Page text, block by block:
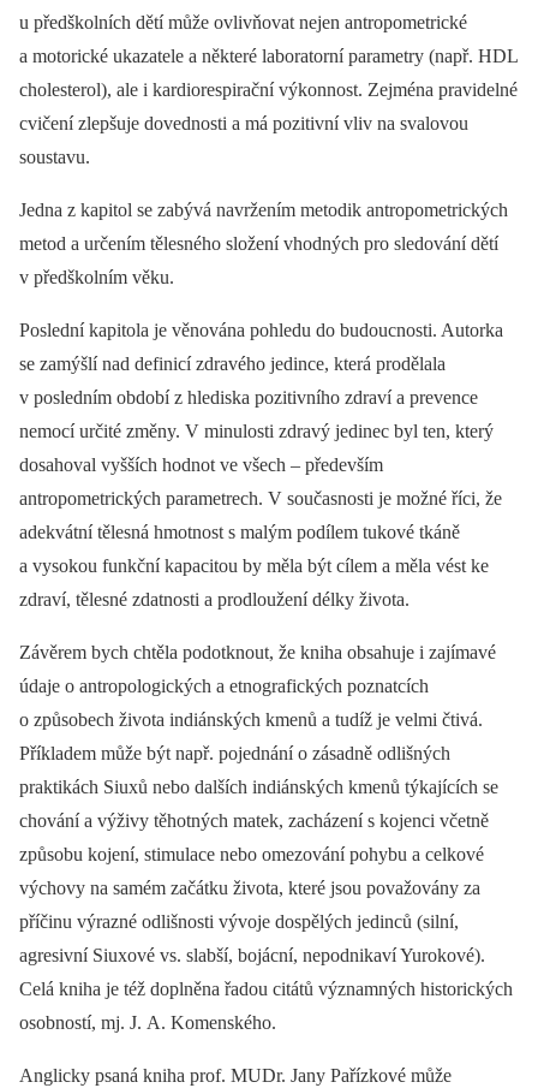
u předškolních dětí může ovlivňovat nejen antropometrické
a motorické ukazatele a některé laboratorní parametry (např. HDL
cholesterol), ale i kardiorespirační výkonnost. Zejména pravidelné
cvičení zlepšuje dovednosti a má pozitivní vliv na svalovou
soustavu.
Jedna z kapitol se zabývá navržením metodik antropometrických
metod a určením tělesného složení vhodných pro sledování dětí
v předškolním věku.
Poslední kapitola je věnována pohledu do budoucnosti. Autorka
se zamýšlí nad definicí zdravého jedince, která prodělala
v posledním období z hlediska pozitivního zdraví a prevence
nemocí určité změny. V minulosti zdravý jedinec byl ten, který
dosahoval vyšších hodnot ve všech –⁠ především
antropometrických parametrech. V současnosti je možné říci, že
adekvátní tělesná hmotnost s malým podílem tukové tkáně
a vysokou funkční kapacitou by měla být cílem a měla vést ke
zdraví, tělesné zdatnosti a prodloužení délky života.
Závěrem bych chtěla podotknout, že kniha obsahuje i zajímavé
údaje o antropologických a etnografických poznatcích
o způsobech života indiánských kmenů a tudíž je velmi čtivá.
Příkladem může být např. pojednání o zásadně odlišných
praktikách Siuxů nebo dalších indiánských kmenů týkajících se
chování a výživy těhotných matek, zacházení s kojenci včetně
způsobu kojení, stimulace nebo omezování pohybu a celkové
výchovy na samém začátku života, které jsou považovány za
příčinu výrazné odlišnosti vývoje dospělých jedinců (silní,
agresivní Siuxové vs. slabší, bojácní, nepodnikaví Yurokové).
Celá kniha je též doplněna řadou citátů významných historických
osobností, mj. J. A. Komenského.
Anglicky psaná kniha prof. MUDr. Jany Pařízkové může